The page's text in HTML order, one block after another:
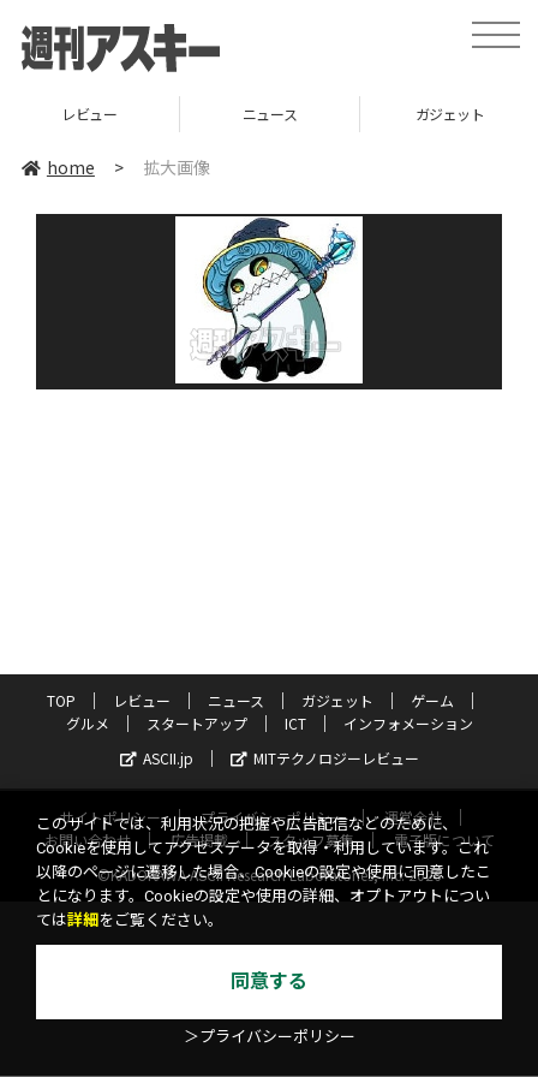
toggle
レビュー ニュース ガジェット
home > 拡大画像
TOP レビュー ニュース ガジェット
ゲーム
グルメ
スタートアップ ICT
インフォメーション
ASCII.jp
MITテクノロジーレビュー
サイトポリシー プライバシーポリシー
運営会社
お問い合わせ
広告掲載 スタッフ募集
電子版について
©KADOKAWA ASCII Research Laboratories, Inc. 2026
このサイトでは、利用状況の把握や広告配信などのために、
Cookieを使用してアクセスデータを取得・利用しています。これ
以降のページに遷移した場合、Cookieの設定や使用に同意したこ
とになります。Cookieの設定や使用の詳細、オプトアウトについ
ては詳細 をご覧ください。
同意する
＞プライバシーポリシー